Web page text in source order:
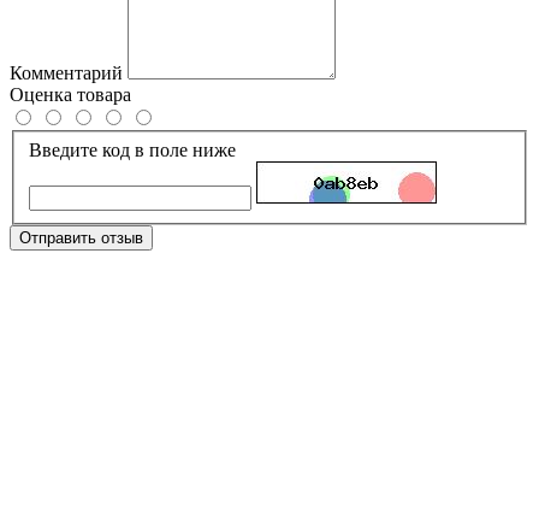
Комментарий
Оценка товара
Введите код в поле ниже
Отправить отзыв